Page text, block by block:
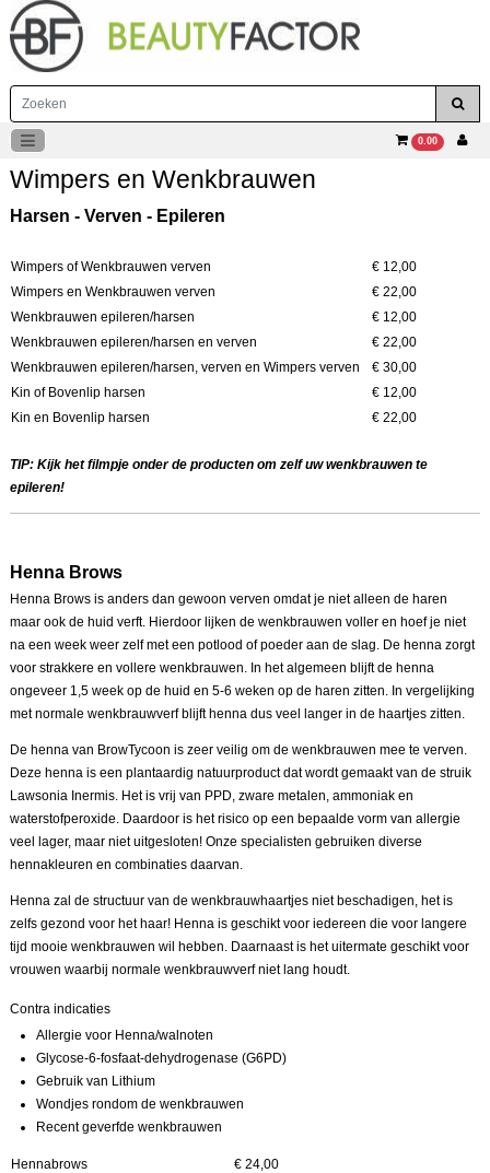
0.00
Wimpers en Wenkbrauwen
Harsen - Verven - Epileren
Wimpers of Wenkbrauwen verven
€ 12,00
Wimpers en Wenkbrauwen verven
€ 22,00
Wenkbrauwen epileren/harsen
€ 12,00
Wenkbrauwen epileren/harsen en verven
€ 22,00
Wenkbrauwen epileren/harsen, verven en Wimpers verven
€ 30,00
Kin of Bovenlip harsen
€ 12,00
Kin en Bovenlip harsen
€ 22,00
TIP: Kijk het filmpje onder de producten om zelf uw wenkbrauwen te
epileren!
Henna Brows
Henna Brows is anders dan gewoon verven omdat je niet alleen de haren
maar ook de huid verft. Hierdoor lijken de wenkbrauwen voller en hoef je niet
na een week weer zelf met een potlood of poeder aan de slag. De henna zorgt
voor strakkere en vollere wenkbrauwen. In het algemeen blijft de henna
ongeveer 1,5 week op de huid en 5-6 weken op de haren zitten. In vergelijking
met normale wenkbrauwverf blijft henna dus veel langer in de haartjes zitten.
De henna van BrowTycoon is zeer veilig om de wenkbrauwen mee te verven.
Deze henna is een plantaardig natuurproduct dat wordt gemaakt van de struik
Lawsonia Inermis. Het is vrij van PPD, zware metalen, ammoniak en
waterstofperoxide. Daardoor is het risico op een bepaalde vorm van allergie
veel lager, maar niet uitgesloten! Onze specialisten gebruiken diverse
hennakleuren en combinaties daarvan.
Henna zal de structuur van de wenkbrauwhaartjes niet beschadigen, het is
zelfs gezond voor het haar! Henna is geschikt voor iedereen die voor langere
tijd mooie wenkbrauwen wil hebben. Daarnaast is het uitermate geschikt voor
vrouwen waarbij normale wenkbrauwverf niet lang houdt.
Contra indicaties
Allergie voor Henna/walnoten
Glycose-6-fosfaat-dehydrogenase (G6PD)
Gebruik van Lithium
Wondjes rondom de wenkbrauwen
Recent geverfde wenkbrauwen
Hennabrows
€ 24,00